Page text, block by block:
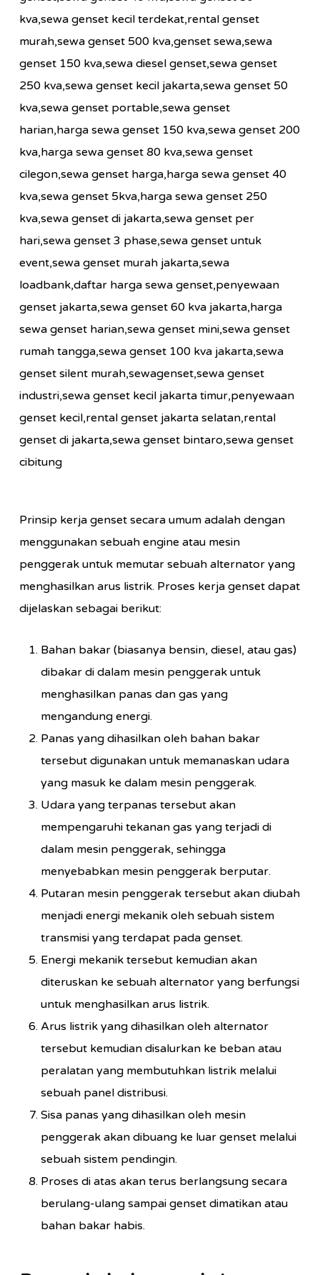
Prinsip kerja genset secara umum adalah dengan
menggunakan sebuah engine atau mesin
penggerak untuk memutar sebuah alternator yang
menghasilkan arus listrik. Proses kerja genset dapat
dijelaskan sebagai berikut:
Bahan bakar (biasanya bensin, diesel, atau gas)
dibakar di dalam mesin penggerak untuk
menghasilkan panas dan gas yang
mengandung energi.
Panas yang dihasilkan oleh bahan bakar
tersebut digunakan untuk memanaskan udara
yang masuk ke dalam mesin penggerak.
Udara yang terpanas tersebut akan
mempengaruhi tekanan gas yang terjadi di
dalam mesin penggerak, sehingga
menyebabkan mesin penggerak berputar.
Putaran mesin penggerak tersebut akan diubah
menjadi energi mekanik oleh sebuah sistem
transmisi yang terdapat pada genset.
Energi mekanik tersebut kemudian akan
diteruskan ke sebuah alternator yang berfungsi
untuk menghasilkan arus listrik.
Arus listrik yang dihasilkan oleh alternator
tersebut kemudian disalurkan ke beban atau
peralatan yang membutuhkan listrik melalui
sebuah panel distribusi.
Sisa panas yang dihasilkan oleh mesin
penggerak akan dibuang ke luar genset melalui
sebuah sistem pendingin.
Proses di atas akan terus berlangsung secara
berulang-ulang sampai genset dimatikan atau
bahan bakar habis.